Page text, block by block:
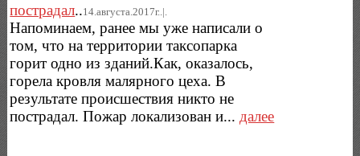
пострадал..14.августа.2017г..|.
Напоминаем, ранее мы уже написали о
том, что на территории таксопарка
горит одно из зданий.Как, оказалось,
горела кровля малярного цеха. В
результате происшествия никто не
пострадал. Пожар локализован и... далее